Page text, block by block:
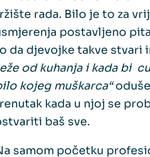
rada. Bilo je to za
postavljeno
da djevojke takve stvari
od kuhanja i kada bi
kojeg muškarca“
kada u njoj se
baš sve.
samom početku